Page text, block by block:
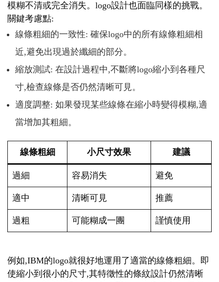
模糊不清或完全消失。logo設計也面臨同樣的挑戰。
關鍵考慮點:
線條粗細的一致性: 確保logo中的所有線條粗細相
近,避免出現過於纖細的部分。
縮放測試: 在設計過程中,不斷將logo縮小到各種尺
寸,檢查線條是否仍然清晰可見。
適度調整: 如果發現某些線條在縮小時變得模糊,適
當增加其粗細。
線條粗細 小尺寸效果 建議
過細 容易消失 避免
適中 清晰可見 推薦
過粗 可能糊成一團 謹慎使用
例如,IBM的logo就很好地運用了適當的線條粗細。即
使縮小到很小的尺寸,其特徵性的條紋設計仍然清晰